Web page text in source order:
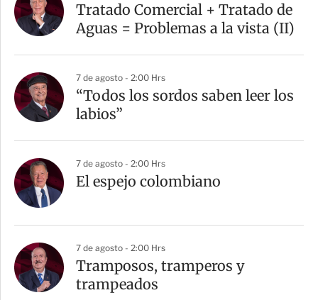
Tratado Comercial + Tratado de
Aguas = Problemas a la vista (II)
7 de agosto - 2:00 Hrs
“Todos los sordos saben leer los
labios”
7 de agosto - 2:00 Hrs
El espejo colombiano
7 de agosto - 2:00 Hrs
Tramposos, tramperos y
trampeados